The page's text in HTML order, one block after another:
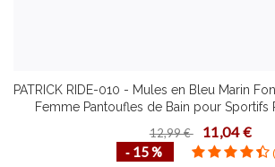
PATRICK RIDE-010 - Mules en Bleu Marin
Femme Pantoufles de Bain pour Sportifs
Qualité Plusieurs Pointures
12,99 € 11,04 €
‐ 15 %